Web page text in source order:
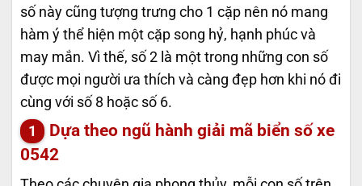
số này cũng tượng trưng cho 1 cặp nên nó mang
hàm ý thể hiện một cặp song hỷ, hạnh phúc và
may mắn. Vì thế, số 2 là một trong những con số
được mọi người ưa thích và càng đẹp hơn khi nó đi
cùng với số 8 hoặc số 6.
Dựa theo ngũ hành giải mã biển số xe
0542